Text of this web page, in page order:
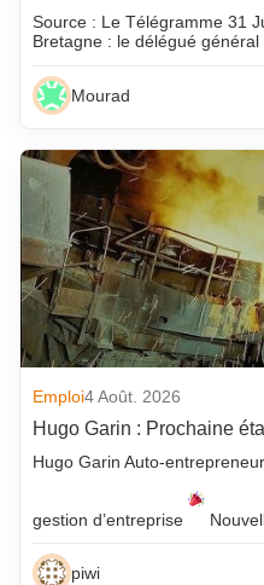
Source : Le Télégramme 31
Bretagne : le délégué
Mourad
Emploi4 Août. 2026
Hugo Garin : Prochaine
Hugo Garin Auto-
gestion d’entreprise
piwi